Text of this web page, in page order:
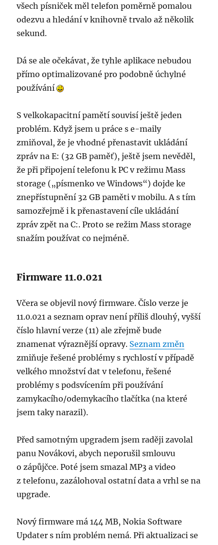
všech písniček měl telefon poměrně pomalou
odezvu a hledání v knihovně trvalo až několik
sekund.
Dá se ale očekávat, že tyhle aplikace nebudou
přímo optimalizované pro podobně úchylné
používání
S velkokapacitní pamětí souvisí ještě jeden
problém. Když jsem u práce s e-maily
zmiňoval, že je vhodné přenastavit ukládání
zpráv na E: (32 GB paměť), ještě jsem nevěděl,
že při připojení telefonu k PC v režimu Mass
storage („písmenko ve Windows“) dojde ke
znepřístupnění 32 GB paměti v mobilu. A s tím
samozřejmě i k přenastavení cíle ukládání
zpráv zpět na C:. Proto se režim Mass storage
snažím používat co nejméně.
Firmware 11.0.021
Včera se objevil nový firmware. Číslo verze je
11.0.021 a seznam oprav není příliš dlouhý, vyšší
číslo hlavní verze (11) ale zřejmě bude
znamenat výraznější opravy. Seznam změn
zmiňuje řešené problémy s rychlostí v případě
velkého množství dat v telefonu, řešené
problémy s podsvícením při používání
zamykacího/ode­mykacího tlačítka (na které
jsem taky narazil).
Před samotným upgradem jsem raději zavolal
panu Novákovi, abych neporušil smlouvu
o zápůjčce. Poté jsem smazal MP3 a video
z telefonu, zazálohoval ostatní data a vrhl se na
upgrade.
Nový firmware má 144 MB, Nokia Software
Updater s ním problém nemá. Při aktualizaci se